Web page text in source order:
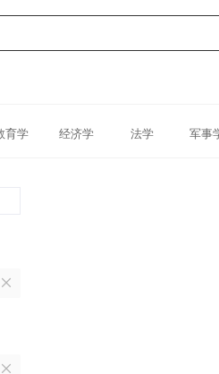
育学 经济学 法学 军事